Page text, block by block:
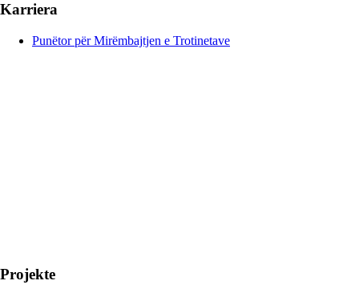
Karriera
Punëtor për Mirëmbajtjen e Trotinetave
Projekte